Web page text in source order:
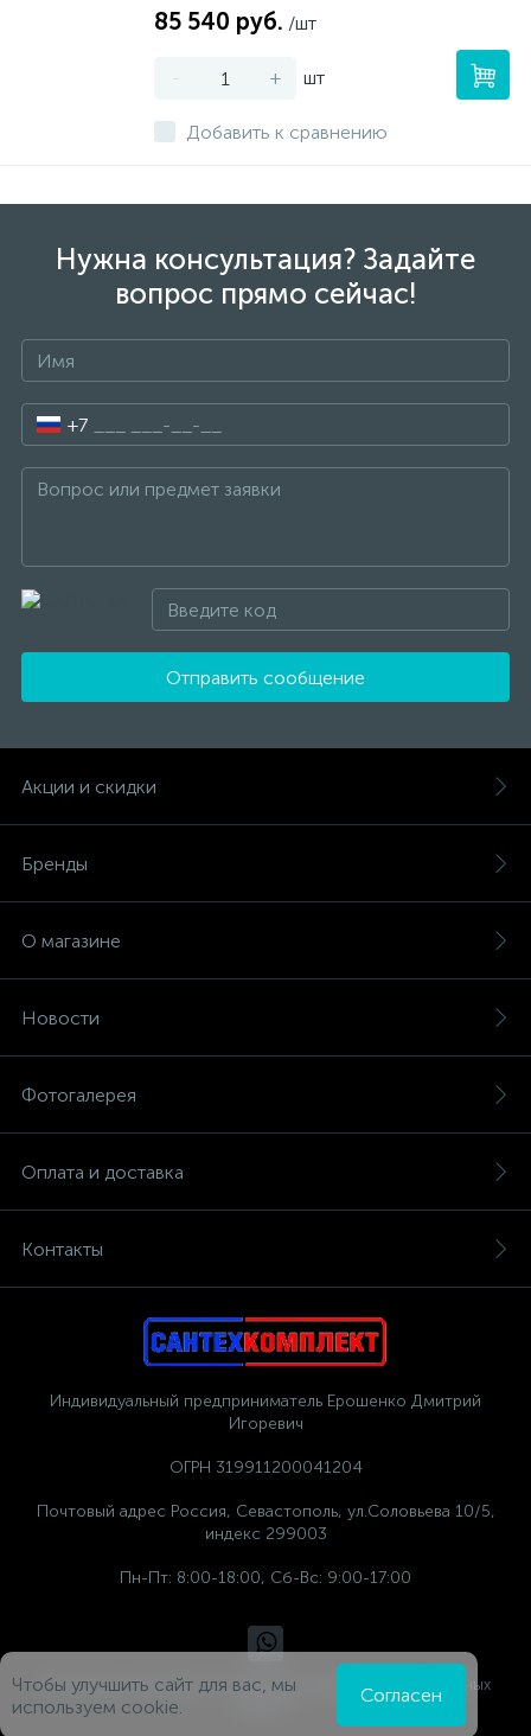
85 540 руб. /шт
- + шт
Добавить к сравнению
Нужна консультация? Задайте
вопрос прямо сейчас!
+7
Отправить сообщение
Акции и скидки
Бренды
О магазине
Новости
Фотогалерея
Оплата и доставка
Контакты
Индивидуальный предприниматель Ерошенко Дмитрий
Игоревич
ОГРН 319911200041204
Почтовый адрес Россия, Севастополь, ул.Соловьева 10/5,
индекс 299003
Пн-Пт: 8:00-18:00, Сб-Вс: 9:00-17:00
Политика компании в отношении обработки персональных
Чтобы улучшить сайт для вас, мы
используем cookie.
Согласен